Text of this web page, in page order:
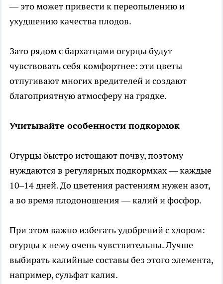
— это может привести к переопылению и
ухудшению качества плодов.
Зато рядом с бархатцами огурцы будут
чувствовать себя комфортнее: эти цветы
отпугивают многих вредителей и создают
благоприятную атмосферу на грядке.
Учитывайте особенности подкормок
Огурцы быстро истощают почву, поэтому
нуждаются в регулярных подкормках — каждые
10–14 дней. До цветения растениям нужен азот,
а во время плодоношения — калий и фосфор.
При этом важно избегать удобрений с хлором:
огурцы к нему очень чувствительны. Лучше
выбирать калийные составы без этого элемента,
например, сульфат калия.